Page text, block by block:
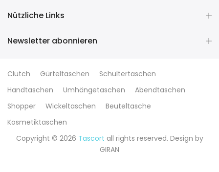
Nützliche Links
Newsletter abonnieren
Clutch Gürteltaschen
Schultertaschen
Handtaschen
Umhängetaschen
Abendtaschen
Shopper
Wickeltaschen
Beuteltasche
Kosmetiktaschen
Copyright © 2026 Tascort all rights reserved. Design by
GIRAN